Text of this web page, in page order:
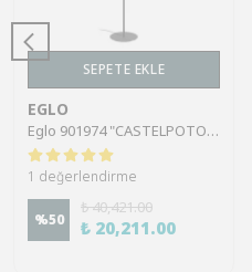
SEPETE EKLE
EGLO
Eglo 901974 "CASTELPOTO 1" 180 Cm Yüksekliğinde Siyah Çelik Dokunmatik Köşe Lambası Lambader
1 değerlendirme
%50
₺ 40,421.00
₺ 20,211.00